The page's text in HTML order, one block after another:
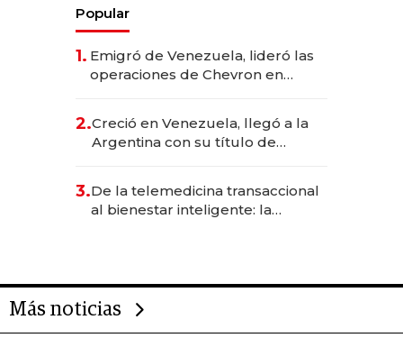
Popular
1. Emigró de Venezuela, lideró las
operaciones de Chevron en
2.Creció en Venezuela, llegó a la
Argentina con su título de
las marcas "fast premium"
3.De la telemedicina transaccional
al bienestar inteligente: la
Más noticias